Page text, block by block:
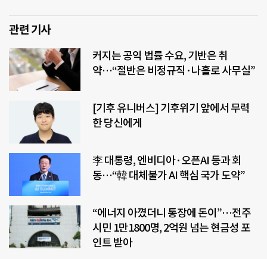
관련 기사
커지는 공익 법률 수요, 기반은 취
약…“절반은 비정규직·나홀로 사무실”
[기후 유니버스] 기후위기 앞에서 무력
한 당신에게
李 대통령, 엔비디아·오픈AI 등과 회
동…“韓 대체불가 AI 핵심 국가 도약”
“에너지 아꼈더니 통장에 돈이”…전주
시민 1만1800명, 2억원 넘는 현금성 포
인트 받아